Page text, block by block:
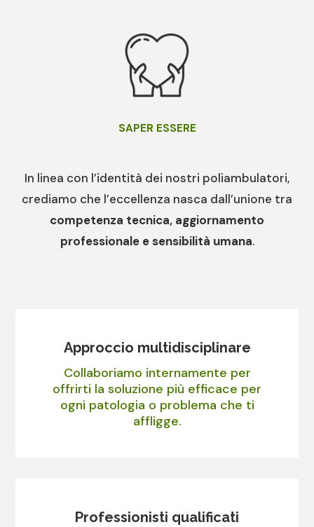
SAPER ESSERE
In linea con l’identità dei nostri poliambulatori,
crediamo che l’eccellenza nasca dall’unione tra
competenza tecnica, aggiornamento
professionale e sensibilità umana.
Approccio multidisciplinare
Collaboriamo internamente per
offrirti la soluzione più efficace per
ogni patologia o problema che ti
affligge.
Professionisti qualificati